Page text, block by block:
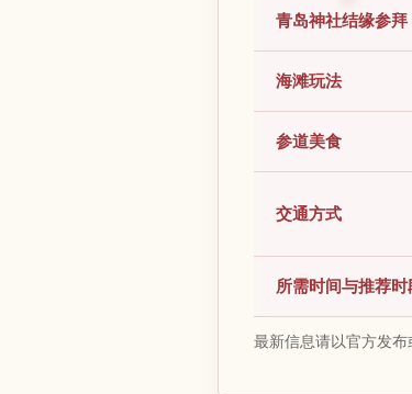
青岛神社结缘参拜
海滩玩法
参道美食
交通方式
所需时间与推荐时
最新信息请以官方发布